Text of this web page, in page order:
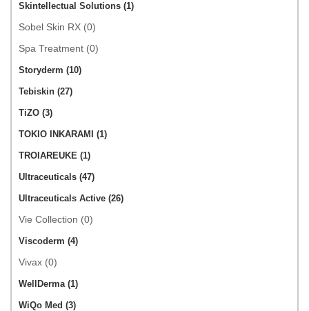
Skintellectual Solutions (1)
Sobel Skin RX (0)
Spa Treatment (0)
Storyderm (10)
Tebiskin (27)
TiZO (3)
TOKIO INKARAMI (1)
TROIAREUKE (1)
Ultraceuticals (47)
Ultraceuticals Active (26)
Vie Collection (0)
Viscoderm (4)
Vivax (0)
WellDerma (1)
WiQo Med (3)